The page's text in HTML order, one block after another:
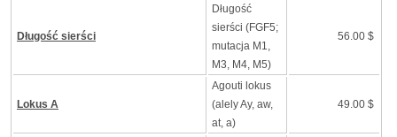
Długość sierści
Długość
sierści (FGF5;
mutacja M1,
M3, M4, M5)
56.00 $
Lokus A
Agouti lokus
(alely Ay, aw,
at, a)
49.00 $